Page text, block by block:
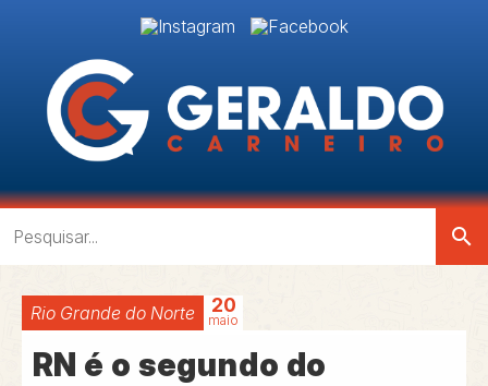
search
Rio Grande do Norte 20
maio
RN é o segundo do